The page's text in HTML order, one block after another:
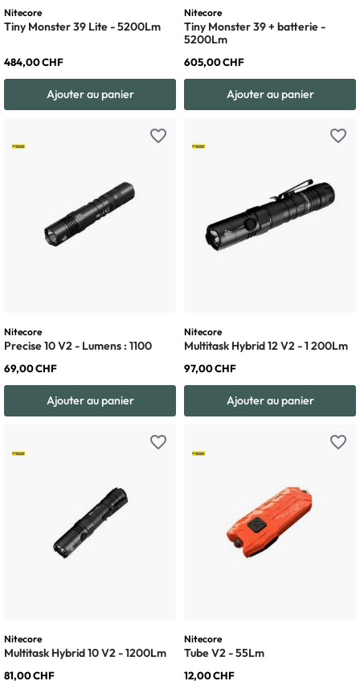
Nitecore
Tiny Monster 39 Lite - 5200Lm
484,00 CHF
Ajouter au panier
Nitecore
Tiny Monster 39 + batterie -
5200Lm
605,00 CHF
Ajouter au panier
favorite_border
Nitecore
Precise 10 V2 - Lumens : 1100
69,00 CHF
Ajouter au panier
favorite_border
Nitecore
Multitask Hybrid 12 V2 - 1 200Lm
97,00 CHF
Ajouter au panier
favorite_border
Nitecore
Multitask Hybrid 10 V2 - 1200Lm
81,00 CHF
favorite_border
Nitecore
Tube V2 - 55Lm
12,00 CHF